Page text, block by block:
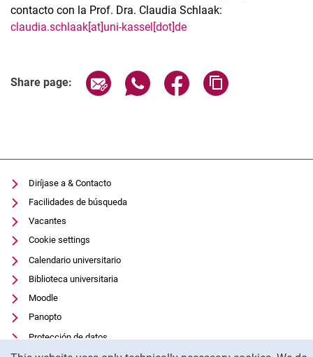
contacto con la Prof. Dra. Claudia Schlaak:
claudia.schlaak[at]uni-kassel[dot]de
Share page: Share page via email
Share page via WhatsApp
Share page via
Diríjase a & Contacto
Facilidades de búsqueda
Vacantes
Cookie settings
Calendario universitario
Biblioteca universitaria
Moodle
Panopto
Protección de datos